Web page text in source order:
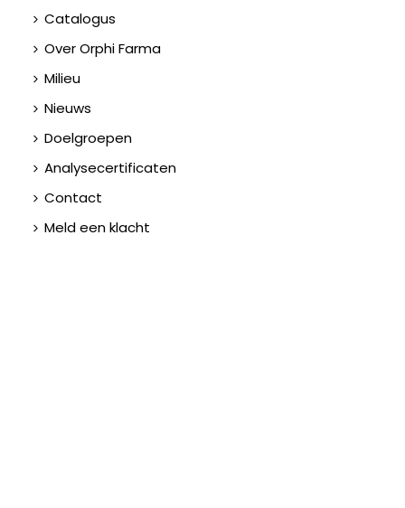
Catalogus
Over Orphi Farma
Milieu
Nieuws
Doelgroepen
Analysecertificaten
Contact
Meld een klacht